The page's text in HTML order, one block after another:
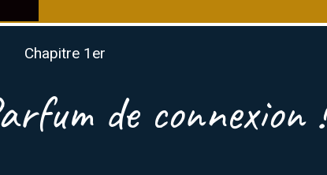
Chapitre 1er
de connexion !